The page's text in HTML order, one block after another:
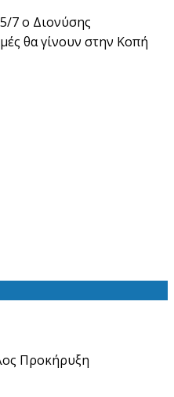
7 ο Διονύσης
θα γίνουν στην Κοπή
Προκήρυξη